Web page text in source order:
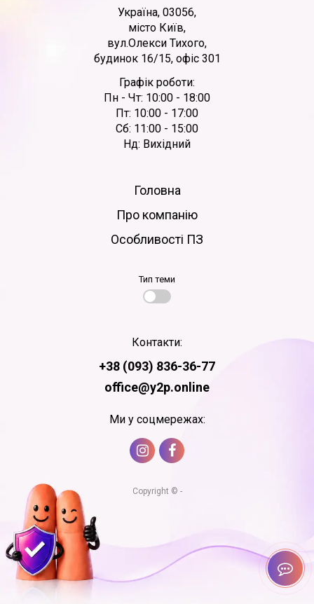
Україна, 03056,
місто Київ,
вул.Олекси Тихого,
будинок 16/15, офіс 301
Графік роботи:
Пн - Чт: 10:00 - 18:00
Пт: 10:00 - 17:00
Сб: 11:00 - 15:00
Нд: Вихідний
Головна
Про компанію
Особливості ПЗ
Тип теми
Контакти:
+38 (093) 836-36-77
office@y2p.online
Ми у соцмережах:
Copyright © -